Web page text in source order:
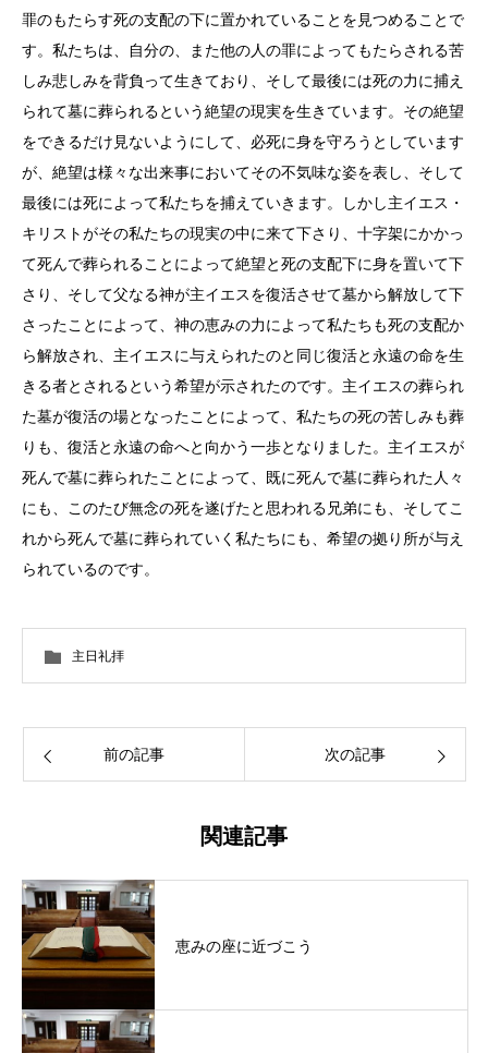
罪のもたらす死の支配の下に置かれていることを見つめることで
す。私たちは、自分の、また他の人の罪によってもたらされる苦
しみ悲しみを背負って生きており、そして最後には死の力に捕え
られて墓に葬られるという絶望の現実を生きています。その絶望
をできるだけ見ないようにして、必死に身を守ろうとしています
が、絶望は様々な出来事においてその不気味な姿を表し、そして
最後には死によって私たちを捕えていきます。しかし主イエス・
キリストがその私たちの現実の中に来て下さり、十字架にかかっ
て死んで葬られることによって絶望と死の支配下に身を置いて下
さり、そして父なる神が主イエスを復活させて墓から解放して下
さったことによって、神の恵みの力によって私たちも死の支配か
ら解放され、主イエスに与えられたのと同じ復活と永遠の命を生
きる者とされるという希望が示されたのです。主イエスの葬られ
た墓が復活の場となったことによって、私たちの死の苦しみも葬
りも、復活と永遠の命へと向かう一歩となりました。主イエスが
死んで墓に葬られたことによって、既に死んで墓に葬られた人々
にも、このたび無念の死を遂げたと思われる兄弟にも、そしてこ
れから死んで墓に葬られていく私たちにも、希望の拠り所が与え
られているのです。
主日礼拝
前の記事 次の記事
関連記事
恵みの座に近づこう